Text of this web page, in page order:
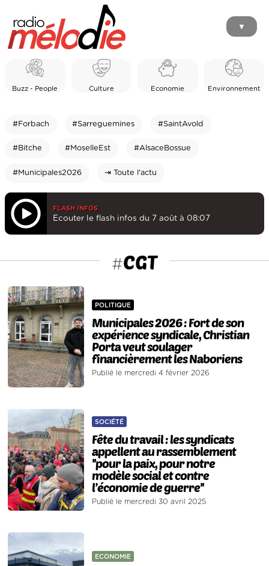
▼
Buzz - People Culture Economie Environnement
#Forbach #Sarreguemines #SaintAvold
#Bitche #MoselleEst #AlsaceBossue
#Municipales2026 ⇥ Toute l'actu
FLASH INFOS
Ecouter le flash infos du 7 août à 08:07
#CGT
POLITIQUE
Municipales 2026 : Fort de son
expérience syndicale, Christian
Porta veut soulager
financièrement les Naboriens
Publié le mercredi 4 février 2026
SOCIÉTÉ
Fête du travail : les syndicats
appellent au rassemblement
''pour la paix, pour notre
modèle social et contre
l’économie de guerre''
Publié le mercredi 30 avril 2025
ECONOMIE